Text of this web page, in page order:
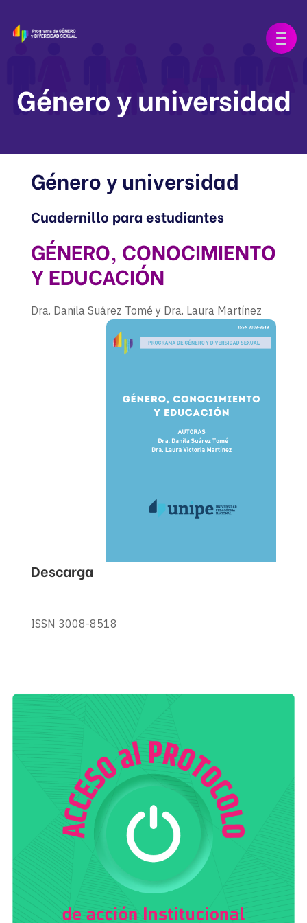
Género y universidad
Género y universidad
Cuadernillo para estudiantes
GÉNERO, CONOCIMIENTO
Y EDUCACIÓN
Dra. Danila Suárez Tomé y Dra. Laura Martínez
Descarga
ISSN 3008-8518